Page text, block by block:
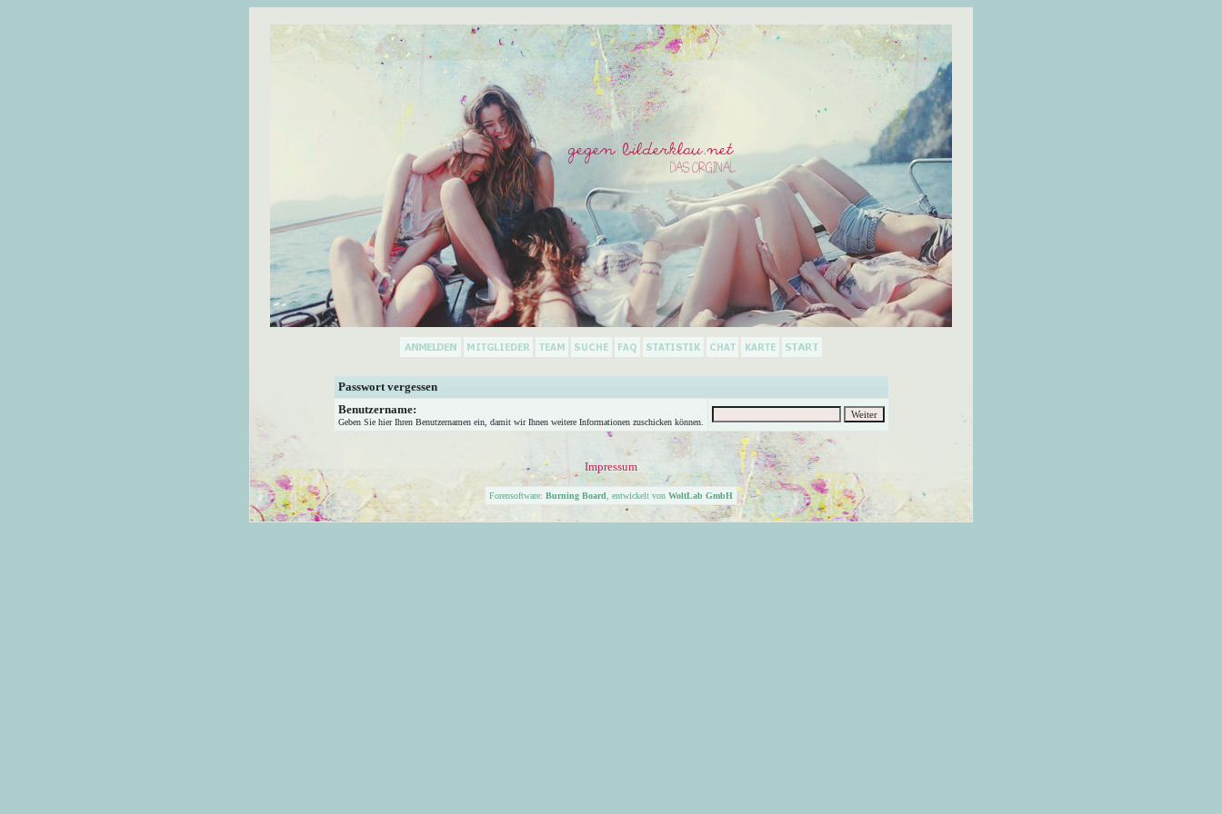
Passwort vergessen
Benutzername:
Geben Sie hier Ihren Benutzernamen ein, damit wir Ihnen weitere Informationen zuschicken können.
Impressum
Forensoftware: Burning Board , entwickelt von WoltLab GmbH